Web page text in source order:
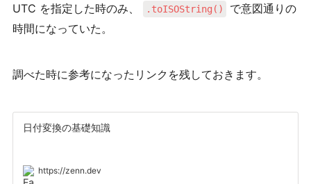
UTC を指定した時のみ、 .toISOString()
で意図通りの
時間になっていた。
調べた時に参考になったリンクを残しておきます。
日付変換の基礎知識
https://zenn.dev